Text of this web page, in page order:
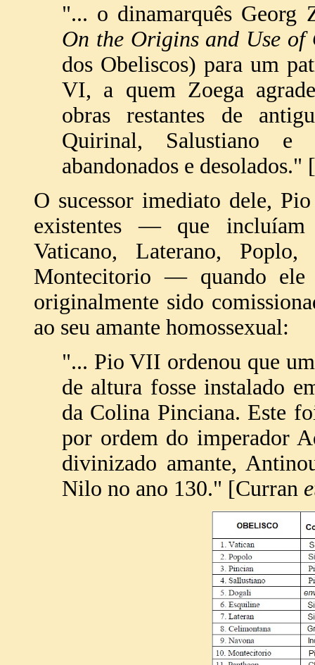
"... o dinamarquês Georg
On the Origins and Use of
dos Obeliscos) para um
VI, a quem Zoega
obras restantes de
Quirinal, Salustiano e
abandonados e
O sucessor imediato dele,
existentes — que incluíam
Vaticano, Laterano,
Montecitorio — quando ele
originalmente sido
ao seu amante homossexual:
"... Pio VII ordenou que
de altura fosse instalado
da Colina Pinciana. Este
por ordem do imperador
divinizado amante,
Nilo no ano 130." [Curran